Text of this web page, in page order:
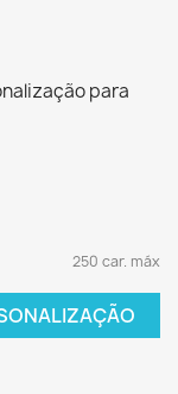
para
250 car. máx